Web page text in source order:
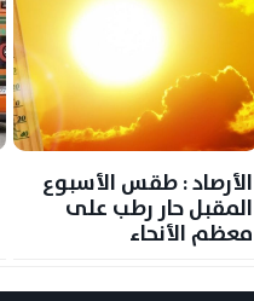
الأرصاد : طقس الأسبوع
المقبل حار رطب على
معظم الأنحاء
بالقاهرة 38 درجة